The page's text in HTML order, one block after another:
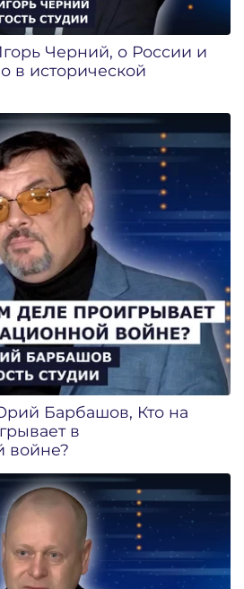
Черний, о России и
в исторической
Барбашов, Кто на
в
войне?